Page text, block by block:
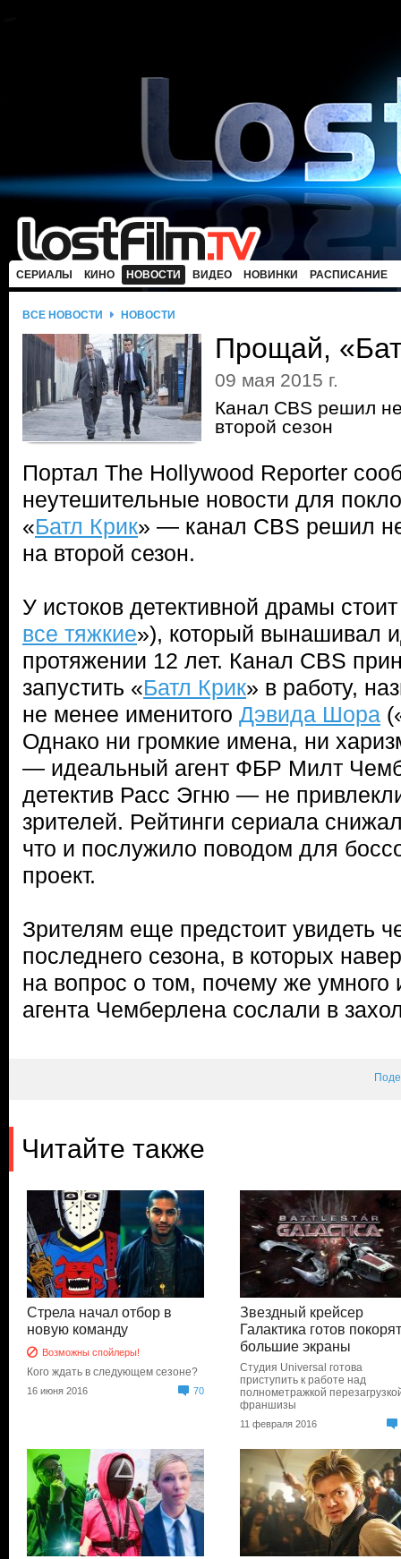
СЕРИАЛЫ КИНО НОВОСТИ ВИДЕО НОВИНКИ РАСПИСАНИЕ
ВСЕ НОВОСТИ НОВОСТИ
Прощай,
09 мая 2015 г.
Канал CBS решил
второй сезон
Портал The Hollywood Reporter
неутешительные новости для
«Батл Крик» — канал CBS решил
на второй сезон.
У истоков детективной драмы
все тяжкие»), который вынашивал
протяжении 12 лет. Канал CBS
запустить «Батл Крик» в работу,
не менее именитого Дэвида Шора
Однако ни громкие имена, ни
— идеальный агент ФБР Милт
детектив Расс Эгню — не
зрителей. Рейтинги сериала
что и послужило поводом для
проект.
Зрителям еще предстоит увидеть
последнего сезона, в которых
на вопрос о том, почему же умного
агента Чемберлена сослали в
Читайте также
Стрела начал отбор в
новую команду
Возможны спойлеры!
Кого ждать в следующем сезоне?
16 июня 2016 70
Звездный крейсер
Галактика готов
большие экраны
Студия Universal готова
приступить к работе над
полнометражкой
франшизы
11 февраля 2016